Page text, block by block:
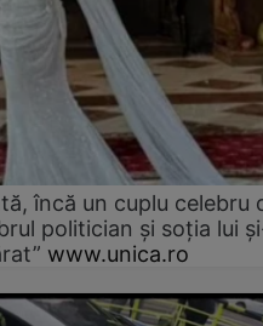
încă un cuplu celebru
politician și soția lui
www.unica.ro